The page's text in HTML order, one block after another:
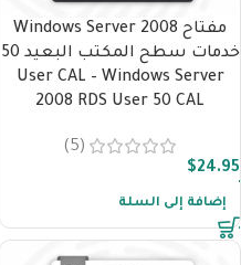
مفتاح Windows Server 2008
خدمات سطح المكتب البعيد 50
User CAL – Windows Server
2008 RDS User 50 CAL
(5)
$24.95
إضافة إلى السلة